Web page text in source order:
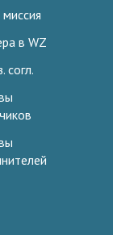
в WZ
согл.